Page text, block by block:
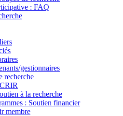
: FAQ
gestionnaires
recherche
à la recherche
: Soutien financier
membre